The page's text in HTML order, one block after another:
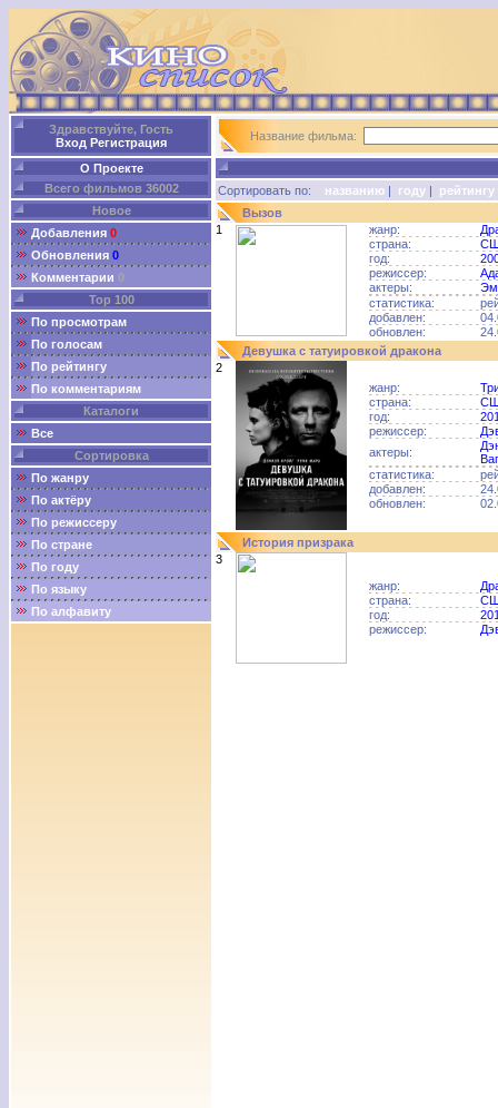
Здравствуйте, Гость
Вход Регистрация
О Проекте
Всего фильмов 36002
Новое
Добавления 0
Обновления 0
Комментарии 0
Top 100
По просмотрам
По голосам
По рейтингу
По комментариям
Каталоги
Все
Сортировка
По жанру
По актёру
По режиссеру
По стране
По году
По языку
По алфавиту
Название фильма:
Сортировать по: названию | году | рейтингу
Вызов
1
жанр:
страна:
год:
режиссер:
актеры:
статистика:
добавлен:
обновлен:
Девушка с татуировкой дракона
2
жанр:
страна:
год:
режиссер:
актеры:
статистика:
добавлен:
обновлен:
История призрака
3
жанр:
страна:
год:
режиссер: